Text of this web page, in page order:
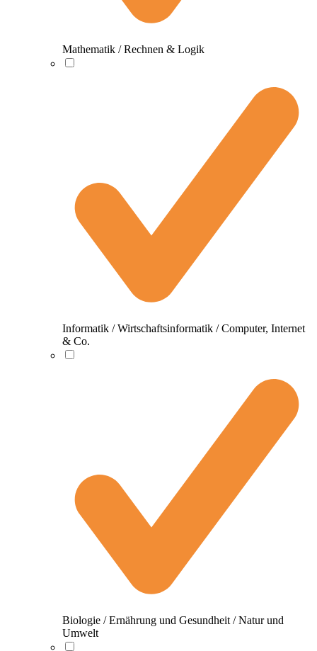
Mathematik / Rechnen & Logik
Informatik / Wirtschaftsinformatik / Computer, Internet
& Co.
Biologie / Ernährung und Gesundheit / Natur und
Umwelt